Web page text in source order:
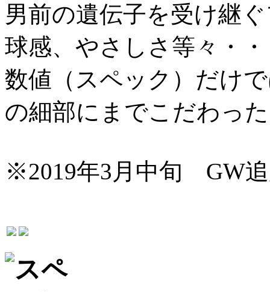
男前の遺伝子を受け継
球感、やさしさ等々・
数値（スペック）だけ
の細部にまでこだわっ
※2019年3月中旬 GW